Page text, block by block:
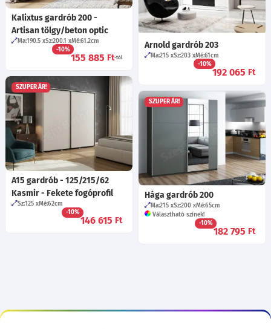
Kalixtus gardrób 200 -
Artisan tölgy/beton optic
Ma:190.5 Sz:200.1 Mé:61.2cm
-10%
155 885 Ft-tól
Arnold gardrób 203
Ma:215 Sz:203 Mé:61cm
-10%
192 065 Ft
SZUPER ÁR!
A15 gardrób - 125/215/62
Kasmir - Fekete fogóprofil
Sz:125 Mé:62cm
-10%
146 615 Ft
SZUPER ÁR!
Hága gardrób 200
Ma:215 Sz:200 Mé:65cm
Választható színek!
-10%
182 795 Ft